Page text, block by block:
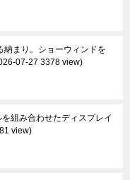
納まり。ショーウィンドを
07-27 3378 view
組み合わせたディスプレイ
view